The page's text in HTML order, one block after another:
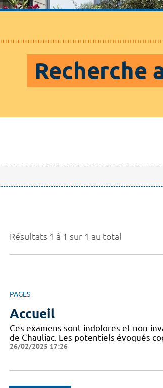
Recherche
Résultats 1 à 1 sur 1 au total
PAGES
Accueil
Ces examens sont indolores et non-
de Chauliac. Les potentiels évoqués
26/02/2025 17:26